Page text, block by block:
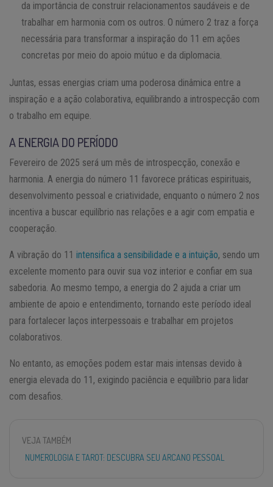
da importância de construir relacionamentos saudáveis e de
trabalhar em harmonia com os outros. O número 2 traz a força
necessária para transformar a inspiração do 11 em ações
concretas por meio do apoio mútuo e da diplomacia.
Juntas, essas energias criam uma poderosa dinâmica entre a
inspiração e a ação colaborativa, equilibrando a introspecção com
o trabalho em equipe.
A ENERGIA DO PERÍODO
Fevereiro de 2025 será um mês de introspecção, conexão e
harmonia. A energia do número 11 favorece práticas espirituais,
desenvolvimento pessoal e criatividade, enquanto o número 2 nos
incentiva a buscar equilíbrio nas relações e a agir com empatia e
cooperação.
A vibração do 11 intensifica a sensibilidade e a intuição, sendo um
excelente momento para ouvir sua voz interior e confiar em sua
sabedoria. Ao mesmo tempo, a energia do 2 ajuda a criar um
ambiente de apoio e entendimento, tornando este período ideal
para fortalecer laços interpessoais e trabalhar em projetos
colaborativos.
No entanto, as emoções podem estar mais intensas devido à
energia elevada do 11, exigindo paciência e equilíbrio para lidar
com desafios.
VEJA TAMBÉM
NUMEROLOGIA E TAROT: DESCUBRA SEU ARCANO PESSOAL